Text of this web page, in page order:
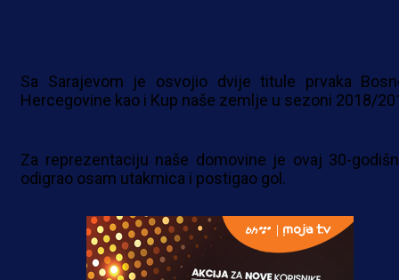
Sa Sarajevom je osvojio dvije titule prvaka
Hercegovine kao i Kup naše zemlje u sezoni 2018/
Za reprezentaciju naše domovine je ovaj 30-
odigrao osam utakmica i postigao gol.